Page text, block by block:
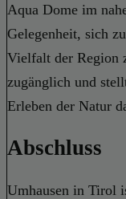
Aqua Dome im
Gelegenheit, sich
Vielfalt der Region
zugänglich und
Erleben der Natur
Abschluss
Umhausen in Tirol